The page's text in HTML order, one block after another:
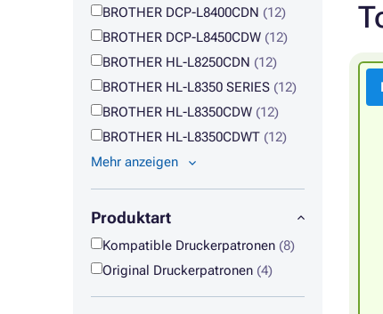
BROTHER DCP-L8400CDN (12)
BROTHER DCP-L8450CDW (12)
BROTHER HL-L8250CDN (12)
BROTHER HL-L8350 SERIES (12)
BROTHER HL-L8350CDW (12)
BROTHER HL-L8350CDWT (12)
Mehr anzeigen
Produktart
Kompatible Druckerpatronen (8)
Original Druckerpatronen (4)